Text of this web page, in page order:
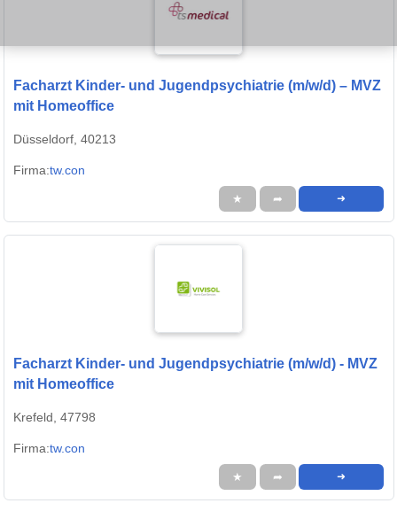
Facharzt Kinder- und Jugendpsychiatrie (m/w/d) – MVZ
mit Homeoffice
Düsseldorf, 40213
Firma:tw.con
★ ➦ ➜
Facharzt Kinder- und Jugendpsychiatrie (m/w/d) - MVZ
mit Homeoffice
Krefeld, 47798
Firma:tw.con
★ ➦ ➜